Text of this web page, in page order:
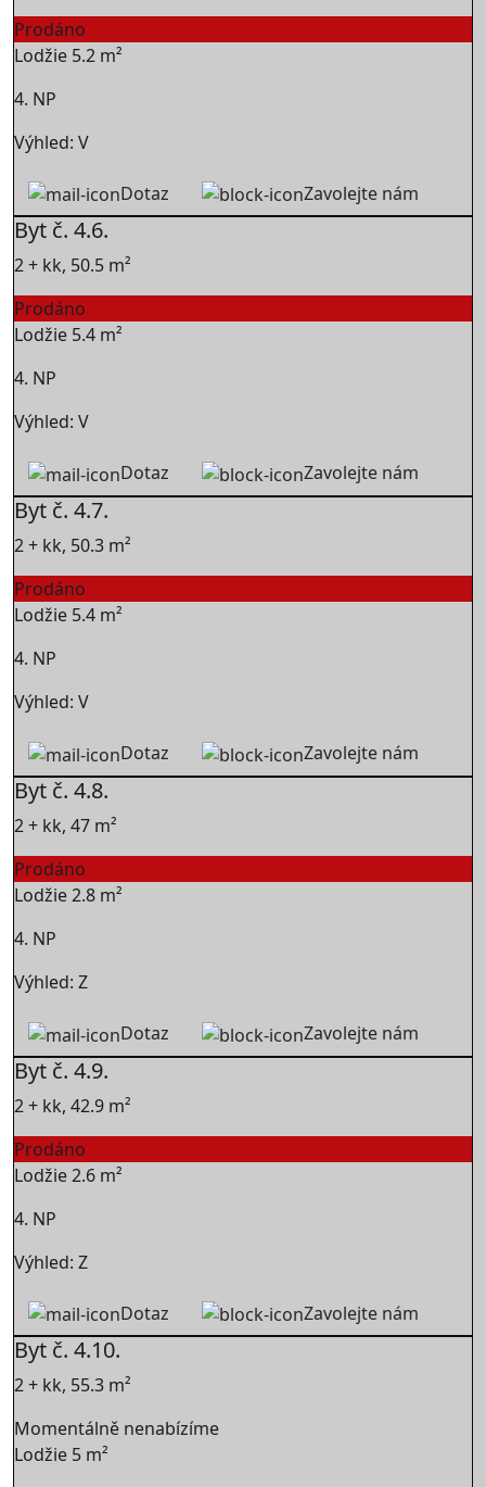
Prodáno
Lodžie 5.2 m²
4. NP
Výhled: V
Dotaz Zavolejte nám
Byt č. 4.6.
2 + kk, 50.5 m²
Prodáno
Lodžie 5.4 m²
4. NP
Výhled: V
Dotaz Zavolejte nám
Byt č. 4.7.
2 + kk, 50.3 m²
Prodáno
Lodžie 5.4 m²
4. NP
Výhled: V
Dotaz Zavolejte nám
Byt č. 4.8.
2 + kk, 47 m²
Prodáno
Lodžie 2.8 m²
4. NP
Výhled: Z
Dotaz Zavolejte nám
Byt č. 4.9.
2 + kk, 42.9 m²
Prodáno
Lodžie 2.6 m²
4. NP
Výhled: Z
Dotaz Zavolejte nám
Byt č. 4.10.
2 + kk, 55.3 m²
Momentálně nenabízíme
Lodžie 5 m²